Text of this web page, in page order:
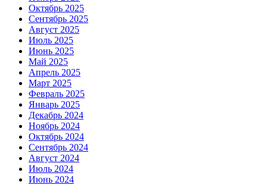
Октябрь 2025
Сентябрь 2025
Август 2025
Июль 2025
Июнь 2025
Май 2025
Апрель 2025
Март 2025
Февраль 2025
Январь 2025
Декабрь 2024
Ноябрь 2024
Октябрь 2024
Сентябрь 2024
Август 2024
Июль 2024
Июнь 2024